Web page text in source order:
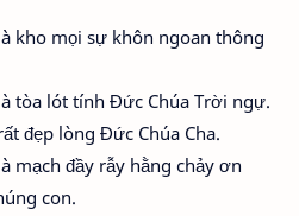
kho mọi sự khôn ngoan thông
tòa lót tính Đức Chúa Trời ngự.
đẹp lòng Đức Chúa Cha.
mạch đầy rẫy hằng chảy ơn
con.